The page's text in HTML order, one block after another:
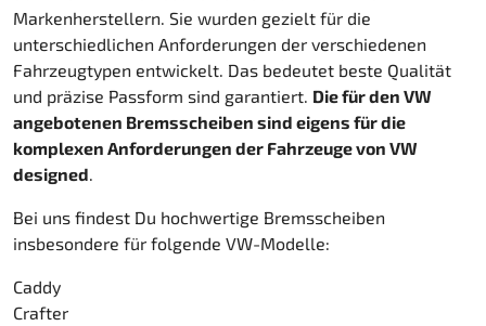
Markenherstellern. Sie wurden gezielt für die
unterschiedlichen Anforderungen der verschiedenen
Fahrzeugtypen entwickelt. Das bedeutet beste Qualität
und präzise Passform sind garantiert. Die für den VW
angebotenen Bremsscheiben sind eigens für die
komplexen Anforderungen der Fahrzeuge von VW
designed
Bei uns findest Du hochwertige Bremsscheiben
insbesondere für folgende VW-Modelle:
Caddy
Crafter